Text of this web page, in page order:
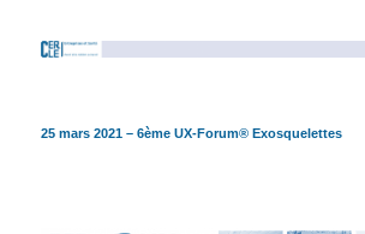
25 mars 2021 – 6ème UX-Forum® Exosquelettes